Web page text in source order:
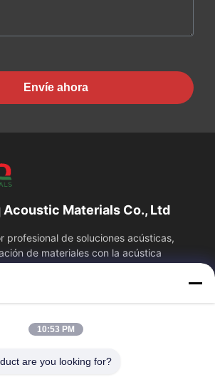
Envíe ahora
Acoustic Materials Co., Ltd
profesional de soluciones acústicas,
de materiales con la acústica
la...
Sobre Nosotros
Control De Calidad
10:53 PM
are you looking for?